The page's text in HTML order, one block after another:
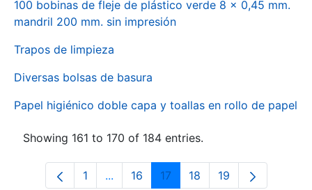
100 bobinas de fleje de plástico verde 8 x 0,45 mm.
mandril 200 mm. sin impresión
Trapos de limpieza
Diversas bolsas de basura
Papel higiénico doble capa y toallas en rollo de papel
Showing 161 to 170 of 184 entries.
Page
1 ...Intermediate Pages Use TAB to
Page
16 Page
17 Page
18 Page
19